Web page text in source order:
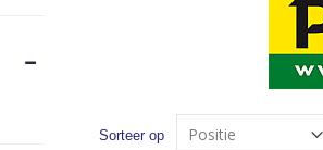
Sorteer op